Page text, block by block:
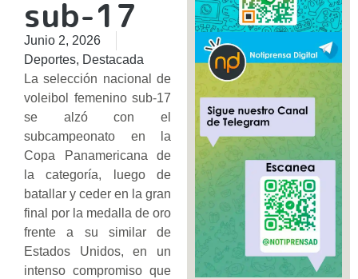
sub-17
Junio 2, 2026
Deportes, Destacada
La selección nacional de
voleibol femenino sub-17
se alzó con el
subcampeonato en la
Copa Panamericana de
la categoría, luego de
batallar y ceder en la gran
final por la medalla de oro
frente a su similar de
Estados Unidos, en un
intenso compromiso que